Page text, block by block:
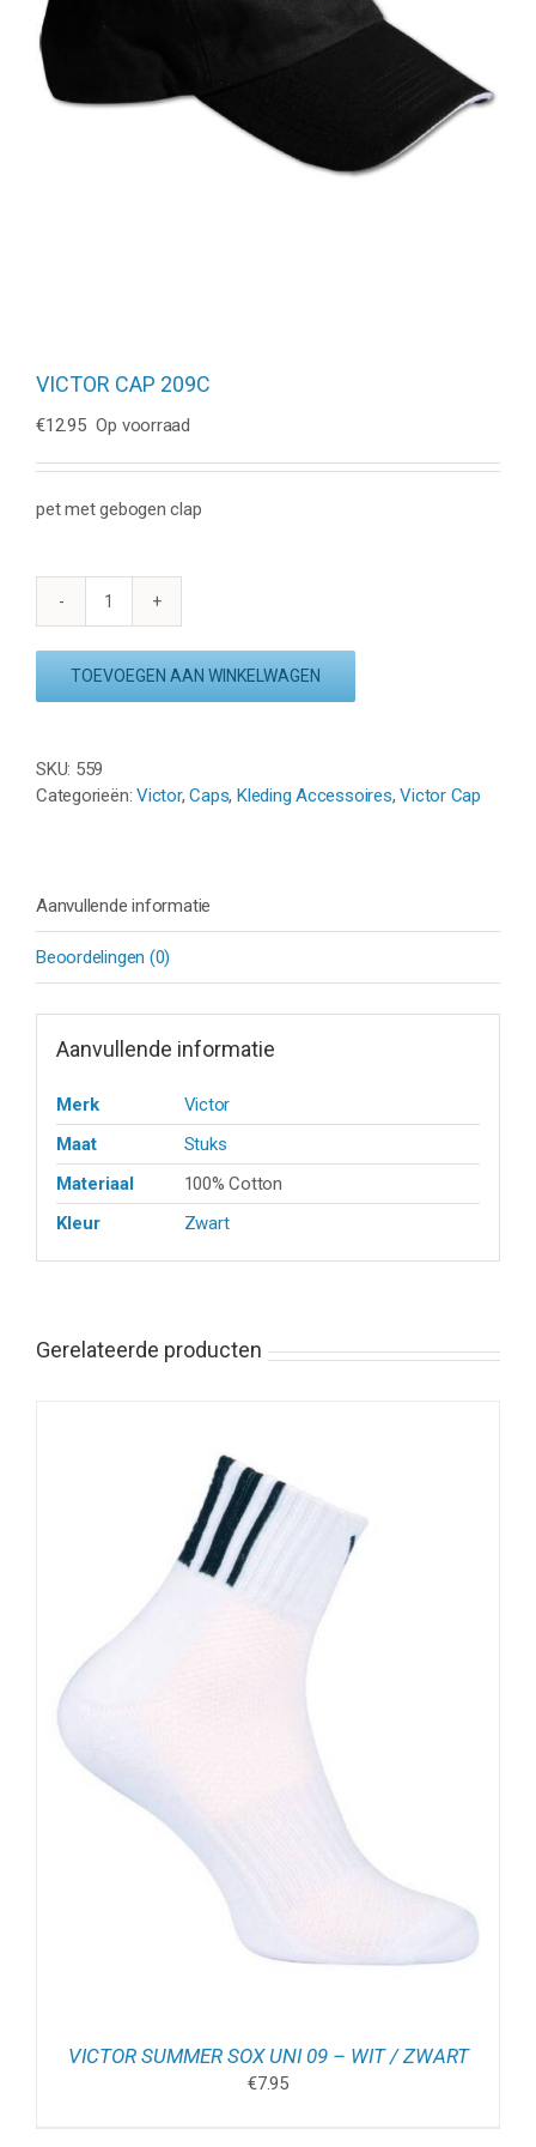
VICTOR CAP 209C
€12.95 Op voorraad
pet met gebogen clap
VICTOR
209C
TOEVOEGEN AAN WINKELWAGEN
SKU: 559
Categorieën:Victor,Caps, Kleding Accessoires,Victor Cap
Aanvullende informatie
Beoordelingen (0)
Aanvullende informatie
Merk
Victor
Maat
Stuks
Materiaal
100% Cotton
Kleur
Zwart
Gerelateerde producten
VICTOR SUMMER SOX UNI 09 – WIT / ZWART
€7.95